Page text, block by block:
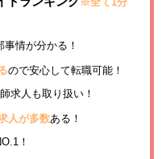
情が分かる！
ので安心して転職可能！
求人も取り扱い！
人が多数ある！
！